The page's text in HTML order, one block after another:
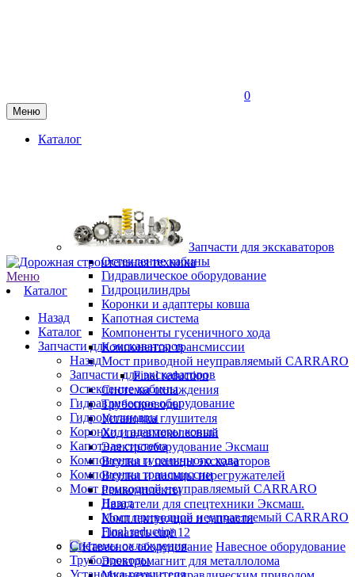
0
Меню
Каталог
Запчасти для экскаваторов
Остекление кабины
Гидравлическое оборудование
Гидроцилиндры
Коронки и адаптеры ковша
Капотная система
Компоненты гусеничного хода
Компоненты трансмиссии
Мост приводной неуправляемый CARRARO
Final reduction
Системы охлаждения
Трубопроводы
Установка глушителя
Ход пневмоколесный
Электрооборудование Эксмаш
Втулки и пальцы экскаваторов
Втулки и пальцы перегружателей
Ремкомплекты
Двигатели для спецтехники Эксмаш.
Комплектующие и запчасти
Показать ещё 12
Навесное оборудование
Электромагнит для металлолома
Меню
Каталог
Назад
Каталог
Запчасти для экскаваторов
Назад
Запчасти для экскаваторов
Остекление кабины
Гидравлическое оборудование
Гидроцилиндры
Коронки и адаптеры ковша
Капотная система
Компоненты гусеничного хода
Компоненты трансмиссии
Мост приводной неуправляемый CARRARO
Назад
Мост приводной неуправляемый CARRARO
Final reduction
Системы охлаждения
Трубопроводы
Установка глушителя